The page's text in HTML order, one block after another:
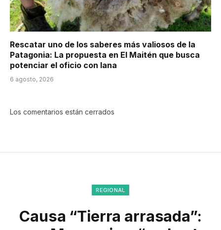
Rescatar uno de los saberes más valiosos de la
Patagonia: La propuesta en El Maitén que busca
potenciar el oficio con lana
6 agosto, 2026
Los comentarios están cerrados
REGIONAL
Causa “Tierra arrasada”: